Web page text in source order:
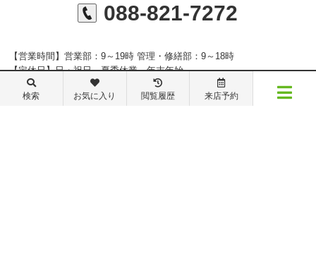
088-821-7272
【営業時間】営業部：9～19時 管理・修繕部：9～18時
【定休日】日・祝日 夏季休業 年末年始
検索 お気に入り 閲覧履歴 来店予約